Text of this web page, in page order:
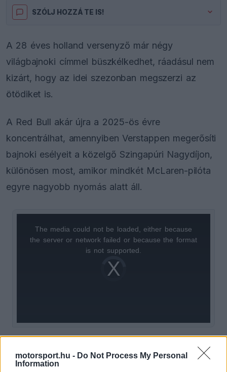
motorsport.hu - Do Not Process My Personal
Information
SZÓLJ HOZZÁ TE IS!
A 28 éves holland versenyző már négy
világbajnoki címmel büszkélkedhet, ráadásul nem
kizárt, hogy az idei szezonban megszerzi az
ötödiket is.
A Red Bull akár újra a 2025-ös évre
koncentrálhat, amennyiben Verstappen megerősíti
bajnoki esélyeit a közelgő Szingapúri Nagydíjon,
különösen most, amikor mindkét McLaren-pilóta
egyre nagyobb nyomás alatt áll.
Video
Player
loading.
The media could not be loaded, either because
the server or network failed or because the format
is not supported.
Sokkal valószínűbb azonban, hogy a holland nem
éri utol Oscar Piastrit és Lando Norrist a